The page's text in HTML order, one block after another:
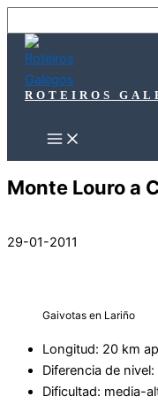
al
contenido
…
ROTEIROS
Monte Louro a
29-01-2011
Gaivotas en Lariño
Longitud: 20 km
Diferencia de
Dificultad: media-